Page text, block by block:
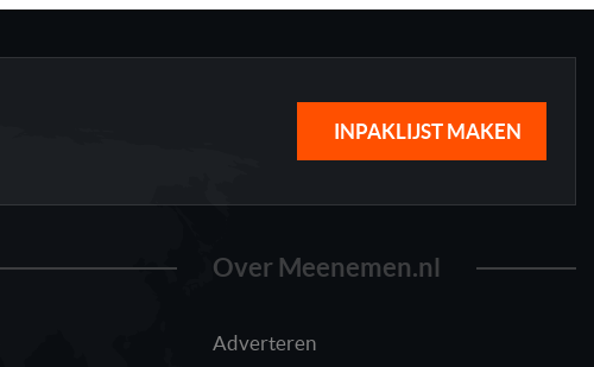
INPAKLIJST MAKEN
Over Meenemen.nl
Adverteren